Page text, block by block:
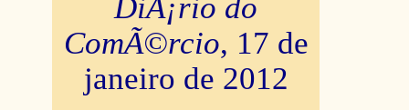
DiÃ¡rio do
ComÃ©rcio, 17 de
janeiro de 2012